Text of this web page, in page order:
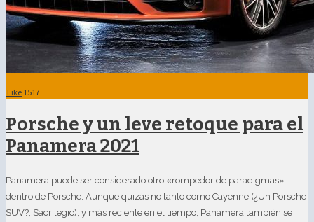
Like 1517
Porsche y un leve retoque para el
Panamera 2021
Panamera puede ser considerado otro «rompedor de paradigmas»
dentro de Porsche. Aunque quizás no tanto como Cayenne (¿Un Porsche
SUV?, Sacrilegio), y más reciente en el tiempo, Panamera también se